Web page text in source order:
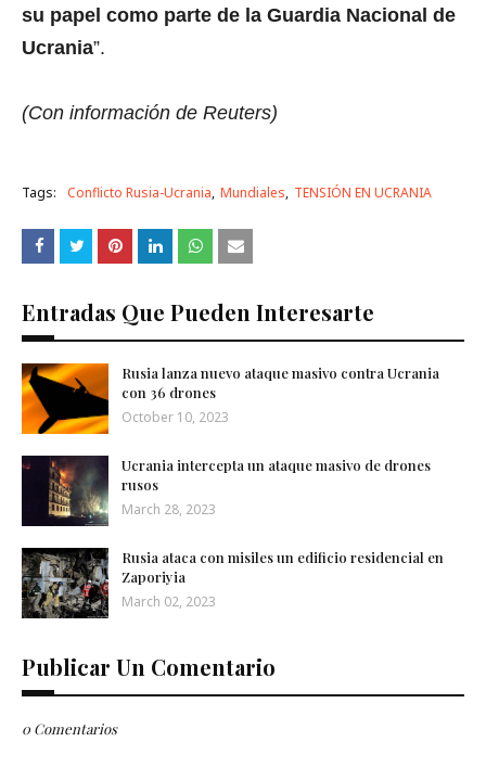
su papel como parte de la Guardia Nacional de
Ucrania”.
(Con información de Reuters)
Tags: Conflicto Rusia-Ucrania Mundiales TENSIÓN EN UCRANIA
Entradas Que Pueden Interesarte
Rusia lanza nuevo ataque masivo contra Ucrania
con 36 drones
October 10, 2023
Ucrania intercepta un ataque masivo de drones
rusos
March 28, 2023
Rusia ataca con misiles un edificio residencial en
Zaporiyia
March 02, 2023
Publicar Un Comentario
0 Comentarios